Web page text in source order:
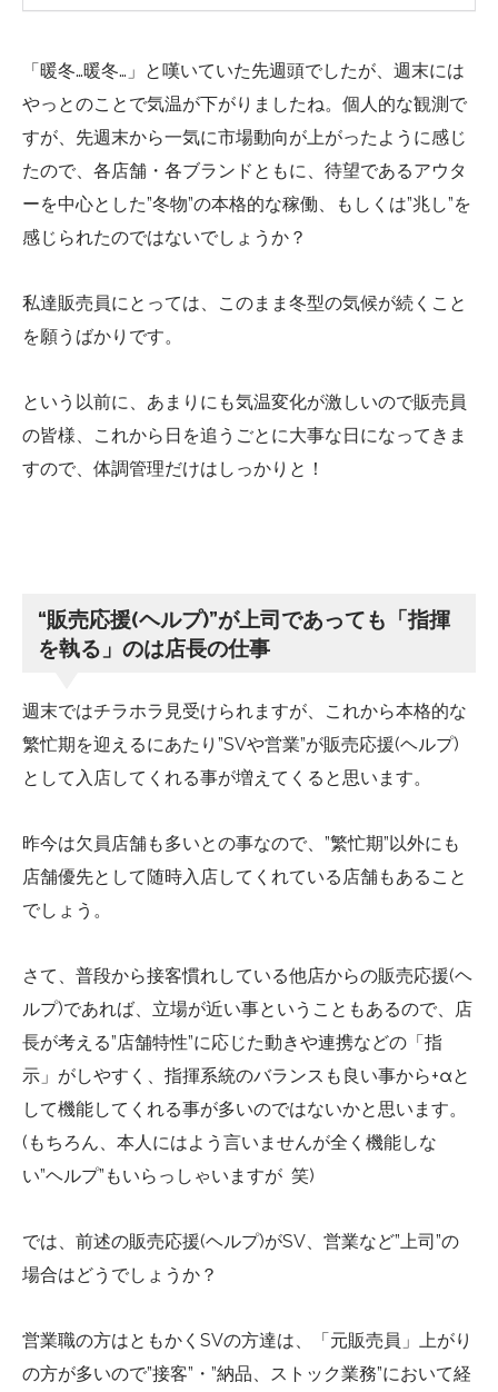
「暖冬…暖冬…」と嘆いていた先週頭でしたが、週末には
やっとのことで気温が下がりましたね。個人的な観測で
すが、先週末から一気に市場動向が上がったように感じ
たので、各店舗・各ブランドともに、待望であるアウタ
ーを中心とした”冬物”の本格的な稼働、もしくは”兆し”を
感じられたのではないでしょうか？
私達販売員にとっては、このまま冬型の気候が続くこと
を願うばかりです。
という以前に、あまりにも気温変化が激しいので販売員
の皆様、これから日を追うごとに大事な日になってきま
すので、体調管理だけはしっかりと！
“販売応援(ヘルプ)”が上司であっても「指揮
を執る」のは店長の仕事
週末ではチラホラ見受けられますが、これから本格的な
繁忙期を迎えるにあたり”SVや営業”が販売応援(ヘルプ)
として入店してくれる事が増えてくると思います。
昨今は欠員店舗も多いとの事なので、”繁忙期”以外にも
店舗優先として随時入店してくれている店舗もあること
でしょう。
さて、普段から接客慣れしている他店からの販売応援(ヘ
ルプ)であれば、立場が近い事ということもあるので、店
長が考える”店舗特性”に応じた動きや連携などの「指
示」がしやすく、指揮系統のバランスも良い事から+αと
して機能してくれる事が多いのではないかと思います。
(もちろん、本人にはよう言いませんが全く機能しな
い”ヘルプ”もいらっしゃいますが 笑)
では、前述の販売応援(ヘルプ)がSV、営業など”上司”の
場合はどうでしょうか？
営業職の方はともかくSVの方達は、「元販売員」上がり
の方が多いので”接客”・”納品、ストック業務”において経